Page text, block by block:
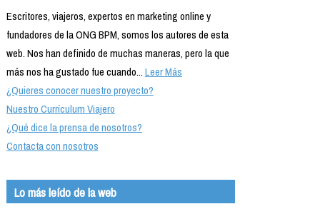
Escritores, viajeros, expertos en marketing online y
fundadores de la ONG BPM, somos los autores de esta
web. Nos han definido de muchas maneras, pero la que
más nos ha gustado fue cuando...Leer Más
¿Quieres conocer nuestro proyecto?
Nuestro Currículum Viajero
¿Qué dice la prensa de nosotros?
Contacta con nosotros
Lo más leído de la web